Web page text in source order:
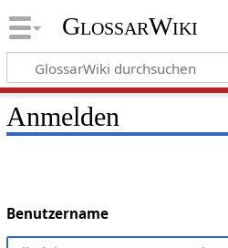
GlossarWiki
Anmelden
Benutzername